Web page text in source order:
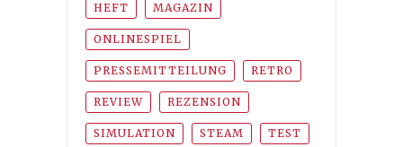
HEFT MAGAZIN
ONLINESPIEL
PRESSEMITTEILUNG RETRO
REVIEW REZENSION
SIMULATION STEAM TEST